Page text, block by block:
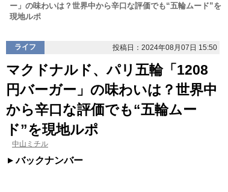
ー」の味わいは？世界中から辛口な評価でも“五輪ムード”を
現地ルポ
ライフ 投稿日：2024年08月07日 15:50
マクドナルド、パリ五輪「1208
円バーガー」の味わいは？世界中
から辛口な評価でも“五輪ムー
ド”を現地ルポ
中山ミチル
バックナンバー